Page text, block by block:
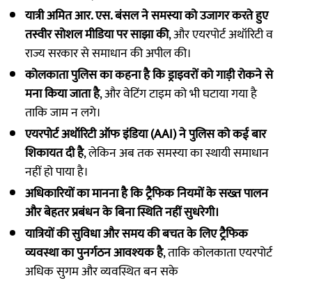
यात्री अमित आर. एस. बंसल ने समस्या को उजागर करते हुए
तस्वीर सोशल मीडिया पर साझा की, और एयरपोर्ट अथॉरिटी व
राज्य सरकार से समाधान की अपील की।
कोलकाता पुलिस का कहना है कि ड्राइवरों को गाड़ी रोकने से
मना किया जाता है, और वेटिंग टाइम को भी घटाया गया है
ताकि जाम न लगे।
एयरपोर्ट अथॉरिटी ऑफ इंडिया (AAI) ने पुलिस को कई बार
शिकायत दी है, लेकिन अब तक समस्या का स्थायी समाधान
नहीं हो पाया है।
अधिकारियों का मानना है कि ट्रैफिक नियमों के सख्त पालन
और बेहतर प्रबंधन के बिना स्थिति नहीं सुधरेगी।
यात्रियों की सुविधा और समय की बचत के लिए ट्रैफिक
व्यवस्था का पुनर्गठन आवश्यक है, ताकि कोलकाता एयरपोर्ट
अधिक सुगम और व्यवस्थित बन सके